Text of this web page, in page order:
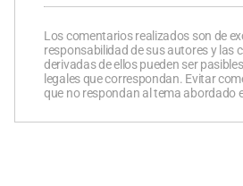
Los comentarios realizados son de
responsabilidad de sus autores y las
derivadas de ellos pueden ser
legales que correspondan. Evitar
que no respondan al tema abordado